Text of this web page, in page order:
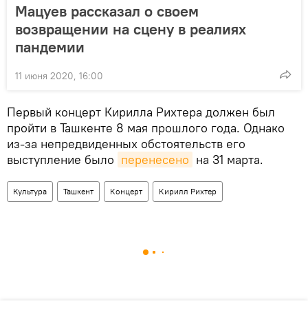
Мацуев рассказал о своем
возвращении на сцену в реалиях
пандемии
11 июня 2020, 16:00
Первый концерт Кирилла Рихтера должен был
пройти в Ташкенте 8 мая прошлого года. Однако
из-за непредвиденных обстоятельств его
выступление было перенесено на 31 марта.
Культура Ташкент Концерт Кирилл Рихтер